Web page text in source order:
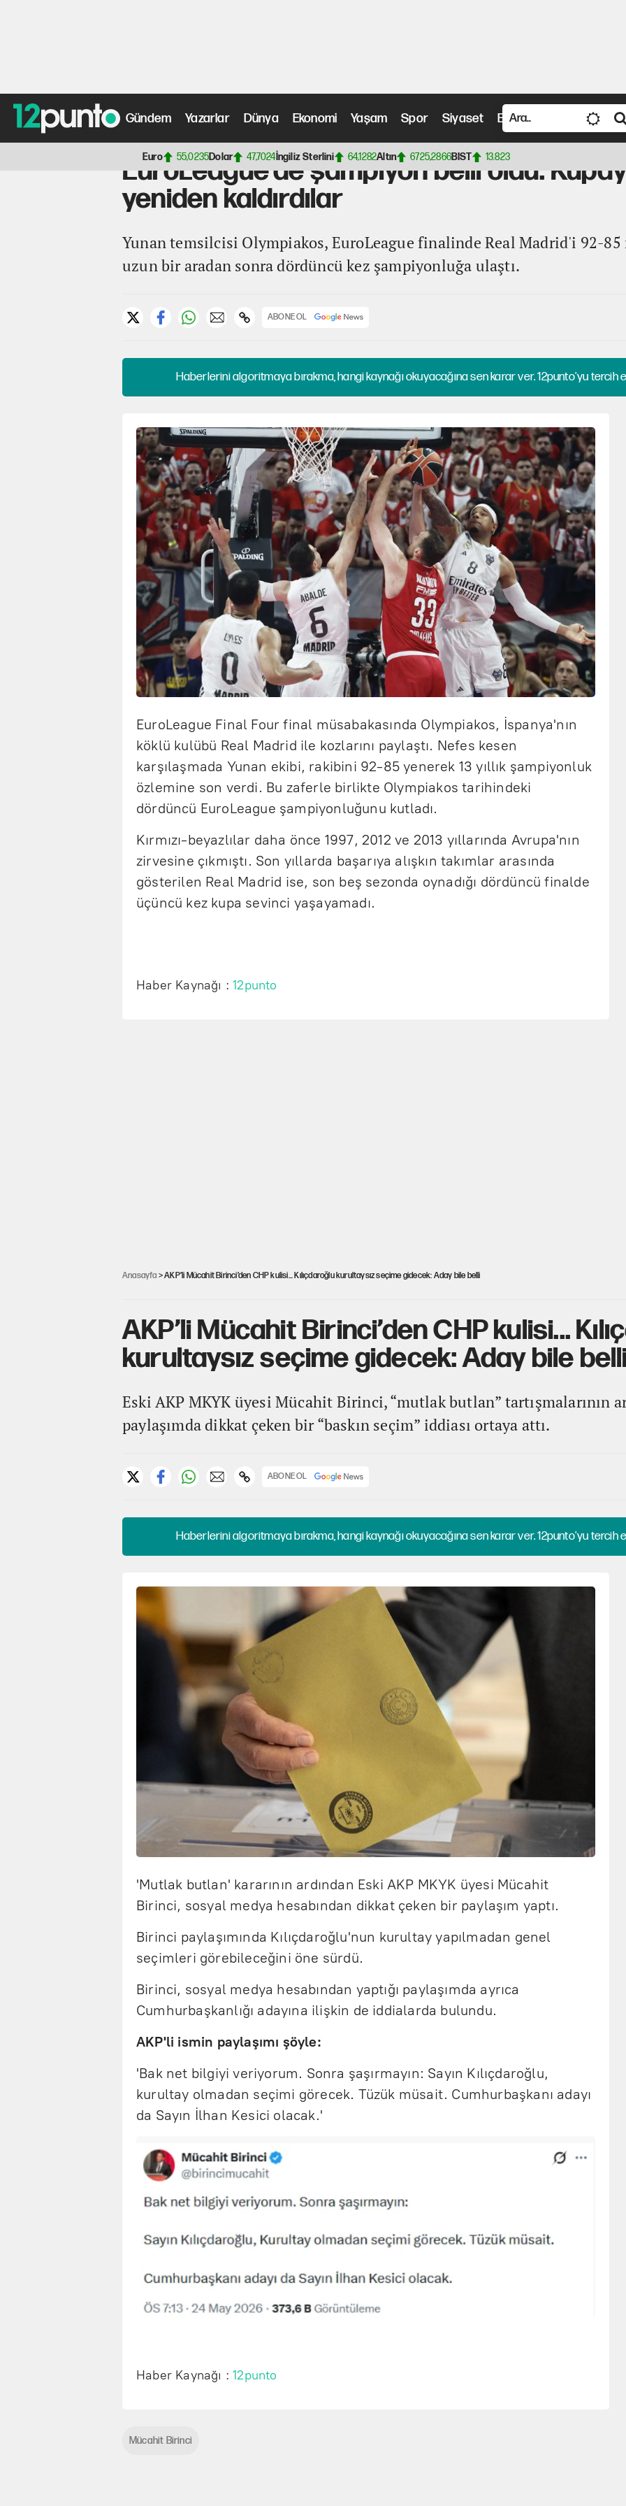
Gündem Yazarlar Dünya Ekonomi Yaşam Spor Siyaset Bilim ve Teknoloji
Euro 55,0235Dolar 47,7024 İngiliz Sterlini 64,1282Altın 6725,2866BIST 13.823
Anasayfa>Spor Haberleri> EuroLeague'de şampiyon belli oldu: Kupayı 13 yıl sonra yeniden kaldırdılar
EuroLeague'de şampiyon belli oldu:
yeniden kaldırdılar
Yunan temsilcisi Olympiakos, EuroLeague finalinde Real Madrid'i 92-85
uzun bir aradan sonra dördüncü kez şampiyonluğa ulaştı.
ABONE OL
Haberlerini algoritmaya bırakma, hangi kaynağı okuyacağına sen karar ver. 12punto'yu tercih
EuroLeague Final Four final müsabakasında Olympiakos, İspanya'nın
köklü kulübü Real Madrid ile kozlarını paylaştı. Nefes kesen
karşılaşmada Yunan ekibi, rakibini 92-85 yenerek 13 yıllık şampiyonluk
özlemine son verdi. Bu zaferle birlikte Olympiakos tarihindeki
dördüncü EuroLeague şampiyonluğunu kutladı.
Kırmızı-beyazlılar daha önce 1997, 2012 ve 2013 yıllarında Avrupa'nın
zirvesine çıkmıştı. Son yıllarda başarıya alışkın takımlar arasında
gösterilen Real Madrid ise, son beş sezonda oynadığı dördüncü finalde
üçüncü kez kupa sevinci yaşayamadı.
Haber Kaynağı :12punto
Anasayfa > AKP’li Mücahit Birinci’den CHP kulisi... Kılıçdaroğlu kurultaysız seçime gidecek: Aday bile belli
AKP’li Mücahit Birinci’den CHP kulisi...
kurultaysız seçime gidecek: Aday bile
Eski AKP MKYK üyesi Mücahit Birinci, “mutlak butlan” tartışmalarının
paylaşımda dikkat çeken bir “baskın seçim” iddiası ortaya attı.
ABONE OL
Haberlerini algoritmaya bırakma, hangi kaynağı okuyacağına sen karar ver. 12punto'yu tercih
'Mutlak butlan' kararının ardından Eski AKP MKYK üyesi Mücahit
Birinci, sosyal medya hesabından dikkat çeken bir paylaşım yaptı.
Birinci paylaşımında Kılıçdaroğlu'nun kurultay yapılmadan genel
seçimleri görebileceğini öne sürdü.
Birinci, sosyal medya hesabından yaptığı paylaşımda ayrıca
Cumhurbaşkanlığı adayına ilişkin de iddialarda bulundu.
AKP'li ismin paylaşımı şöyle:
'Bak net bilgiyi veriyorum. Sonra şaşırmayın: Sayın Kılıçdaroğlu,
kurultay olmadan seçimi görecek. Tüzük müsait. Cumhurbaşkanı adayı
da Sayın İlhan Kesici olacak.'
Haber Kaynağı :12punto
Mücahit Birinci